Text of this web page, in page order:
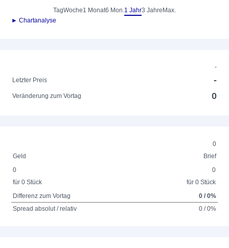
TagWoche1 Monat6 Mon.1 Jahr3 Jahre Max.
► Chartanalyse
-
Letzter Preis
-
Veränderung zum Vortag 0
0
Geld
Brief
0
für 0 Stück
0
für 0 Stück
Differenz zum Vortag
0 / 0%
Spread absolut / relativ
0 / 0%